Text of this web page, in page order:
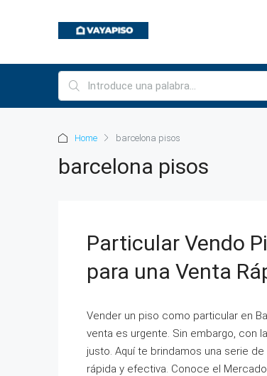
Home barcelona pisos
barcelona pisos
Particular Vendo
para una Venta
Vender un piso como particular en
venta es urgente. Sin embargo, con
justo. Aquí te brindamos una serie
rápida y efectiva. Conoce el